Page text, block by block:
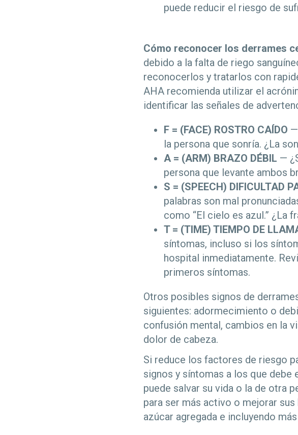
puede reducir el riesgo de
Cómo reconocer los derrames
debido a la falta de riego
reconocerlos y tratarlos con
AHA recomienda utilizar el
identificar las señales de
F = (FACE) ROSTRO CAÍDO
la persona que sonría. ¿La
A = (ARM) BRAZO DÉBIL —
persona que levante ambos
S = (SPEECH) DIFICULTAD
palabras son mal
como “El cielo es azul.” ¿La
T = (TIME) TIEMPO DE
síntomas, incluso si los
hospital inmediatamente.
primeros síntomas.
Otros posibles signos de
siguientes: adormecimiento o
confusión mental, cambios en la
dolor de cabeza.
Si reduce los factores de riesgo
signos y síntomas a los que debe
puede salvar su vida o la de otra
para ser más activo o mejorar
azúcar agregada e incluyendo